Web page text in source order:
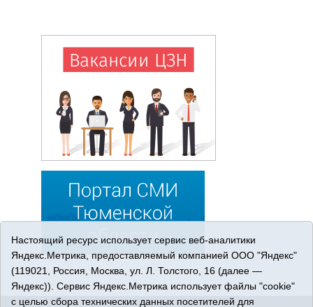
Настоящий ресурс использует сервис веб-аналитики
Яндекс.Метрика, предоставляемый компанией ООО "Яндекс"
(119021, Россия, Москва, ул. Л. Толстого, 16 (далее —
Яндекс)). Сервис Яндекс.Метрика использует файлы "cookie"
с целью сбора технических данных посетителей для